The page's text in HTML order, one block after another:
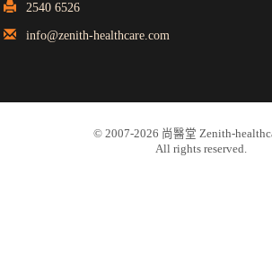
2540 6526
info@zenith-healthcare.com
© 2007-2026 尚醫堂 Zenith-
All rights reserved.